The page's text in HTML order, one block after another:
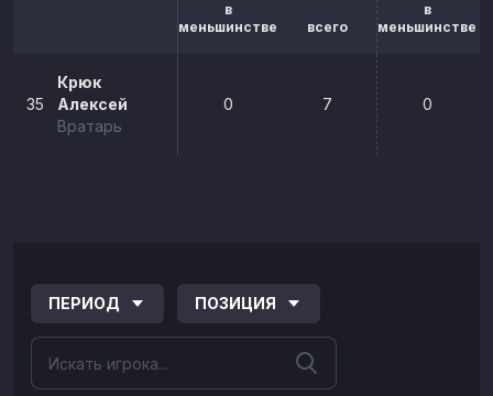
в
меньшинстве
всего
в
меньшинстве
35
Крюк
Алексей
Вратарь
0 7 0
ПЕРИОД ПОЗИЦИЯ